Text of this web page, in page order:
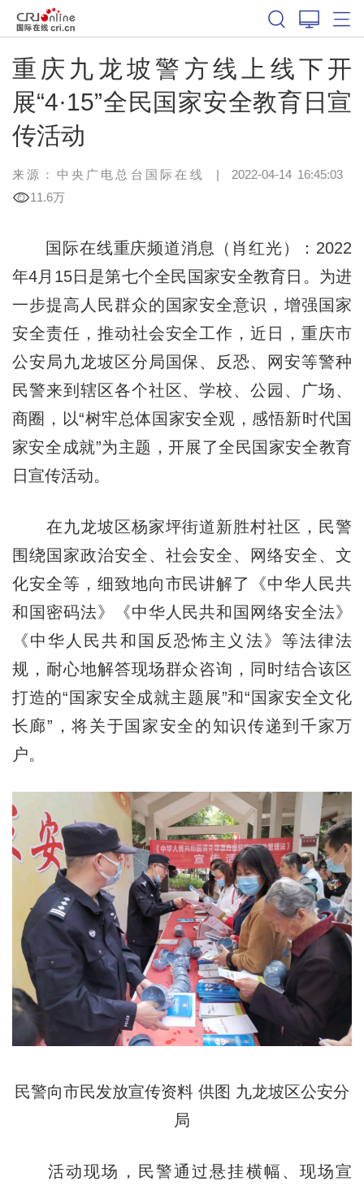
重庆九龙坡警方线上线下开
展“4·15”全民国家安全教育日宣
传活动
来源： 中央广电总台国际在线 | 2022-04-14 16:45:03
11.6万
国际在线重庆频道消息（肖红光）：2022
年4月15日是第七个全民国家安全教育日。为进
一步提高人民群众的国家安全意识，增强国家
安全责任，推动社会安全工作，近日，重庆市
公安局九龙坡区分局国保、反恐、网安等警种
民警来到辖区各个社区、学校、公园、广场、
商圈，以“树牢总体国家安全观，感悟新时代国
家安全成就”为主题，开展了全民国家安全教育
日宣传活动。
在九龙坡区杨家坪街道新胜村社区，民警
围绕国家政治安全、社会安全、网络安全、文
化安全等，细致地向市民讲解了《中华人民共
和国密码法》《中华人民共和国网络安全法》
《中华人民共和国反恐怖主义法》等法律法
规，耐心地解答现场群众咨询，同时结合该区
打造的“国家安全成就主题展”和“国家安全文化
长廊”，将关于国家安全的知识传递到千家万
户。
民警向市民发放宣传资料 供图 九龙坡区公安分
局
活动现场，民警通过悬挂横幅、现场宣